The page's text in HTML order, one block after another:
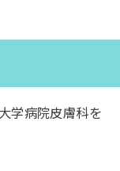
学病院皮膚科を